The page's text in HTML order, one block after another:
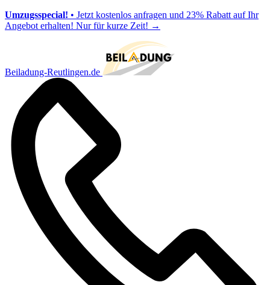
Umzugsspecial! • Jetzt kostenlos anfragen und 23% Rabatt auf Ihr
Angebot erhalten! Nur für kurze Zeit! →
Beiladung-Reutlingen.de